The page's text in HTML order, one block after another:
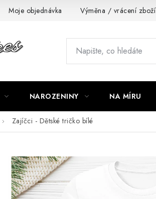
Moje objednávka Výměna / vrácení zboží
NAROZENINY NA MÍRU
Zajíčci - Dětské tričko bílé